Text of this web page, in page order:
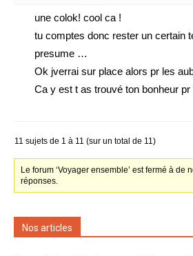
une colok! cool ca !
tu comptes donc rester un certain
presume …
Ok jverrai sur place alors pr les
Ca y est t as trouvé ton bonheur pr
11 sujets de 1 à 11 (sur un total de 11)
Le forum ‘Voyager ensemble’ est fermé à de
réponses.
Nos articles